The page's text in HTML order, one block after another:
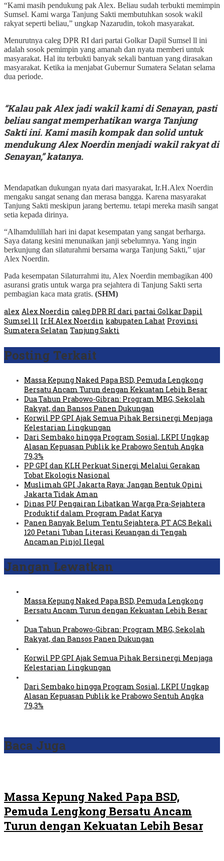
“Kami masih pendukung pak Alex. Beliau sudah terbukti memimpin
Sumsel. Kami warga Tanjung Sakti membutuhkan sosok wakil
rakyat seperti beliau,” ungkap Nazarudin, tokoh masyarakat.
Menurutnya caleg DPR RI dari partai Golkar Dapil Sumsel ll ini
adalah sosok pemimpin yang amanah dan nyata memberi untuk
masyarakat. Hal itu terbukti banyak sekali bantuan yang dirasakan
masyarakat. Ketika ia menjabat Gubernur Sumatera Selatan selama
dua periode.
“Kalau pak Alex jadi wakil kami di Senayan, pasti
beliau sangat memperhatikan warga Tanjung
Sakti ini. Kami masih kompak dan solid untuk
mendukung Alex Noerdin menjadi wakil rakyat di
Senayan,” katanya.
Mendapatkan dukungan nyata dari masyarakat, Ir.H.Alex Noerdin
mengaku sangat senang dan merasa bangga. Karena masyarakat
Tanjung Sakti meskipun jarang bertemu. tetapi mereka masih sangat
setia kepada dirinya.
“Alhamdulillah hari ini dapat kesempatan yang sangat berharga.
Saya datang kesini menunaikan janji sebelumnya. Yang ingin
berkunjung dan silaturahmi bersama warga Tanjung Sakti,” ujar
Alex Noerdin.
Pada kesempatan Silaturrahmi itu, Alex Noerdin membagikan 400
asuransi gratis untuk warga pra sejahtera di Tanjung Sakti serta
pembagian kaca mata gratis. (SHM)
alex Alex Noerdin caleg DPR RI dari partai Golkar Dapil
Sumsel ll Ir.H.Alex Noerdin kabupaten Lahat Provinsi
Sumatera Selatan Tanjung Sakti
Posting Terkait
Massa Kepung Naked Papa BSD, Pemuda Lengkong
Bersatu Ancam Turun dengan Kekuatan Lebih Besar
Dua Tahun Prabowo-Gibran: Program MBG, Sekolah
Rakyat, dan Bansos Panen Dukungan
Korwil PP GPI Ajak Semua Pihak Bersinergi Menjaga
Kelestarian Lingkungan
Dari Sembako hingga Program Sosial, LKPI Ungkap
Alasan Kepuasan Publik ke Prabowo Sentuh Angka
79,3%
PP GPI dan KLH Perkuat Sinergi Melalui Gerakan
Tobat Ekologis Nasional
Muslimah GPI Jakarta Raya: Jangan Bentuk Opini
Jakarta Tidak Aman
Dinas PU Pengairan Libatkan Warga Pra-Sejahtera
Produktif dalam Program Padat Karya
Panen Banyak Belum Tentu Sejahtera, PT ACS Bekali
120 Petani Tuban Literasi Keuangan di Tengah
Ancaman Pinjol Ilegal
Jangan Lewatkan
Massa Kepung Naked Papa BSD, Pemuda Lengkong
Bersatu Ancam Turun dengan Kekuatan Lebih Besar
Dua Tahun Prabowo-Gibran: Program MBG, Sekolah
Rakyat, dan Bansos Panen Dukungan
Korwil PP GPI Ajak Semua Pihak Bersinergi Menjaga
Kelestarian Lingkungan
Dari Sembako hingga Program Sosial, LKPI Ungkap
Alasan Kepuasan Publik ke Prabowo Sentuh Angka
79,3%
Baca Juga
Massa Kepung Naked Papa BSD,
Pemuda Lengkong Bersatu Ancam
Turun dengan Kekuatan Lebih Besar